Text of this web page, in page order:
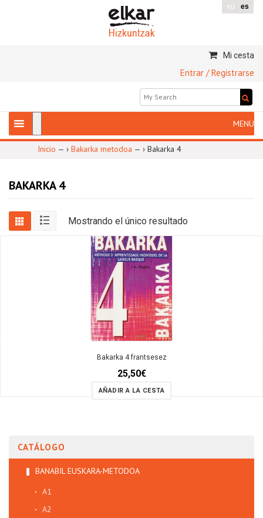
eu es
Mi cesta
Entrar / Registrarse
Inicio — › Bakarka metodoa — › Bakarka 4
BAKARKA 4
Mostrando el único resultado
Bakarka 4 frantsesez
25,50€
AÑADIR A LA CESTA
CATÁLOGO
BANABIL EUSKARA-METODOA
A1
A2